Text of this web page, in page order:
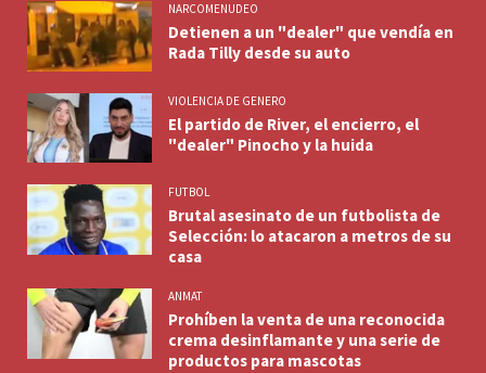
NARCOMENUDEO
Detienen a un "dealer" que vendía en
Rada Tilly desde su auto
VIOLENCIA DE GENERO
El partido de River, el encierro, el
"dealer" Pinocho y la huida
FUTBOL
Brutal asesinato de un futbolista de
Selección: lo atacaron a metros de su
casa
ANMAT
Prohíben la venta de una reconocida
crema desinflamante y una serie de
productos para mascotas